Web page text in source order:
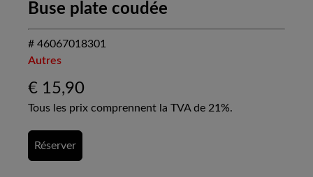
Buse plate coudée
# 46067018301
Autres
€ 15,90
Tous les prix comprennent la TVA de 21%.
Réserver